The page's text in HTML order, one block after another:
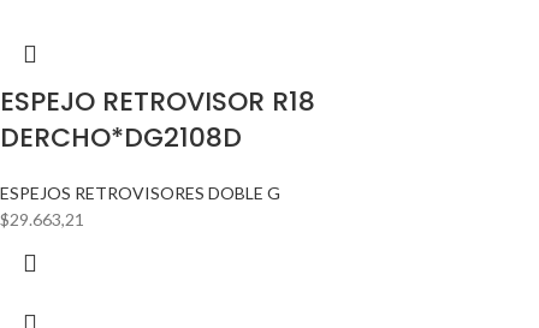
ESPEJO RETROVISOR R18
DERCHO*DG2108D
ESPEJOS RETROVISORES DOBLE G
$29.663,21